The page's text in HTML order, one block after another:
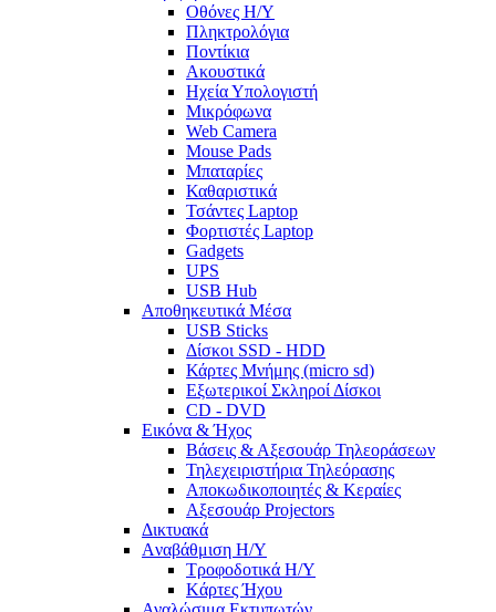
Οθόνες Η/Υ
Πληκτρολόγια
Ποντίκια
Ακουστικά
Ηχεία Υπολογιστή
Μικρόφωνα
Web Camera
Mouse Pads
Μπαταρίες
Καθαριστικά
Τσάντες Laptop
Φορτιστές Laptop
Gadgets
UPS
USB Hub
Αποθηκευτικά Μέσα
USB Sticks
Δίσκοι SSD - HDD
Κάρτες Μνήμης (micro sd)
Εξωτερικοί Σκληροί Δίσκοι
CD - DVD
Εικόνα & Ήχος
Βάσεις & Αξεσουάρ Τηλεοράσεων
Τηλεχειριστήρια Τηλεόρασης
Αποκωδικοποιητές & Κεραίες
Αξεσουάρ Projectors
Δικτυακά
Aναβάθμιση Η/Υ
Τροφοδοτικά Η/Υ
Kάρτες Ήχου